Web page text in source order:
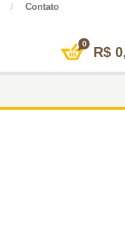
/ Contato
0
R$